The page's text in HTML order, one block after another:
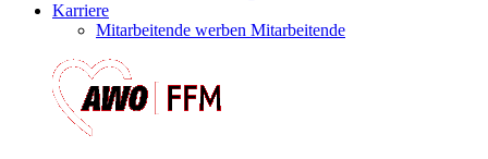
Karriere
Mitarbeitende werben Mitarbeitende